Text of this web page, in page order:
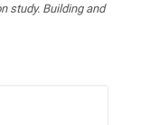
study. Building and